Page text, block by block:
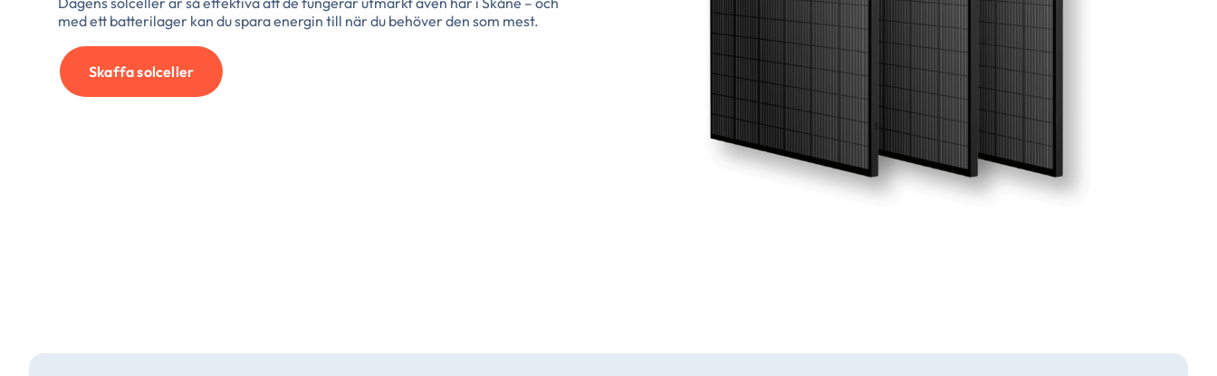
med ett batterilager kan du spara energin till när du behöver den som mest.
Skaffa solceller